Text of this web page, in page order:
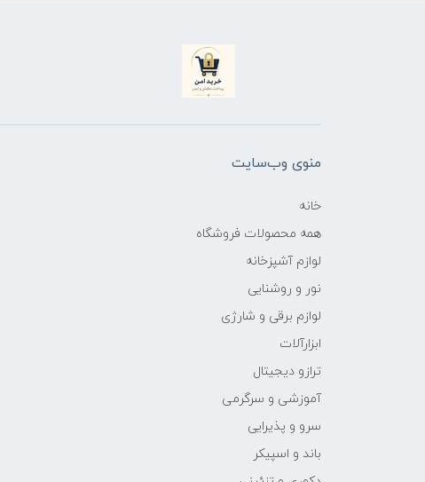
منوی وب‌سایت
خانه
همه محصولات فروشگاه
لوازم آشپزخانه
نور و روشنایی
لوازم برقی و شارژی
ابزارآلات
ترازو دیجیتال
آموزشی و سرگرمی
سرو و پذیرایی
باند و اسپیکر